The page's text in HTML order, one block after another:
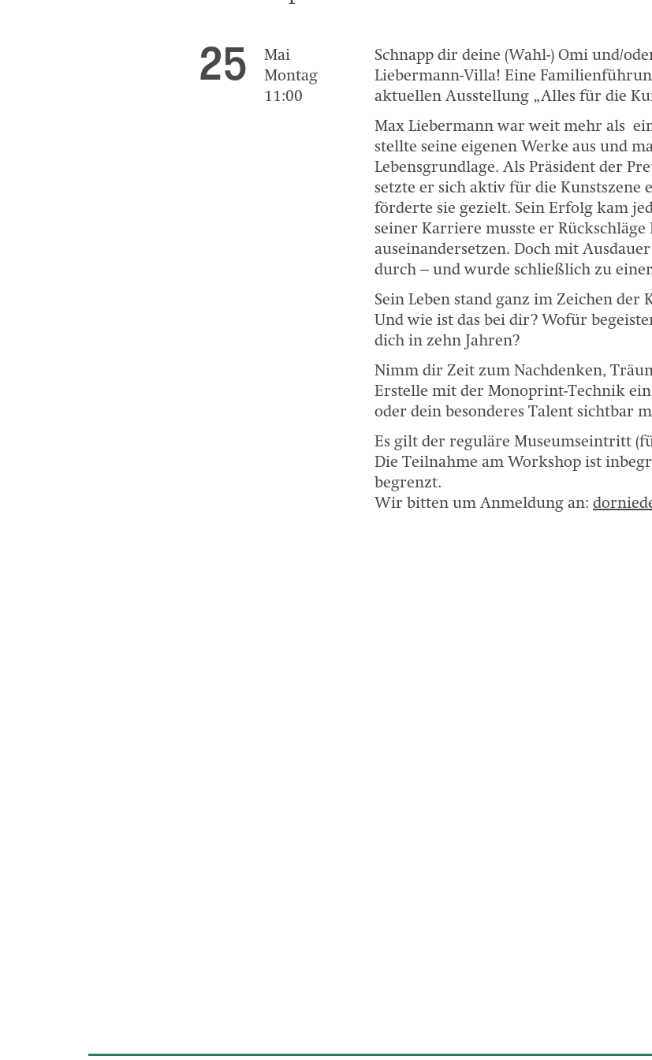
Schnapp dir deine (Wahl-) Omi und/
Liebermann-Villa! Eine
aktuellen Ausstellung „Alles für die
Max Liebermann war weit mehr als
stellte seine eigenen Werke aus und
Lebensgrundlage. Als Präsident der
setzte er sich aktiv für die Kunstszene
förderte sie gezielt. Sein Erfolg kam
seiner Karriere musste er
auseinandersetzen. Doch mit
durch – und wurde schließlich zu
Sein Leben stand ganz im Zeichen der
Und wie ist das bei dir? Wofür
dich in zehn Jahren?
Nimm dir Zeit zum Nachdenken,
Erstelle mit der Monoprint-Technik
oder dein besonderes Talent sichtbar
Es gilt der reguläre Museumseintritt
Die Teilnahme am Workshop ist
begrenzt.
Wir bitten um Anmeldung an:
25
Mai
Montag
11:00